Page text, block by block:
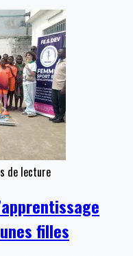
de lecture
filles